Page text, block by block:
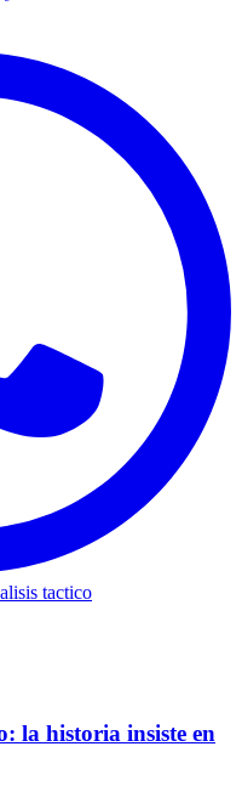
tactico
la historia insiste en